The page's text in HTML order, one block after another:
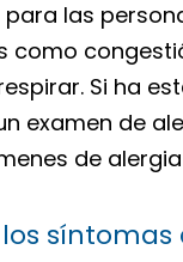
para las
como
Si ha
examen de
de